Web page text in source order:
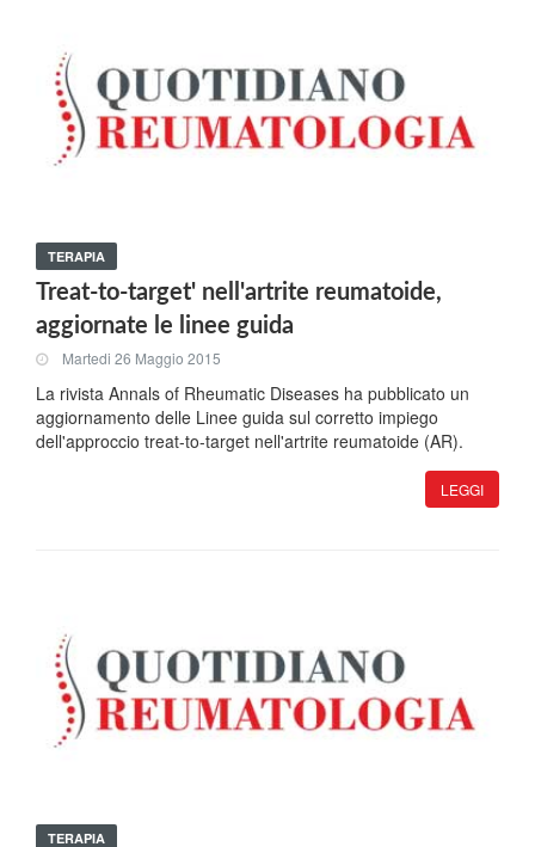
TERAPIA
Treat-to-target' nell'artrite reumatoide,
aggiornate le linee guida
Martedi 26 Maggio 2015
La rivista Annals of Rheumatic Diseases ha pubblicato un
aggiornamento delle Linee guida sul corretto impiego
dell'approccio treat-to-target nell'artrite reumatoide (AR).
LEGGI
TERAPIA